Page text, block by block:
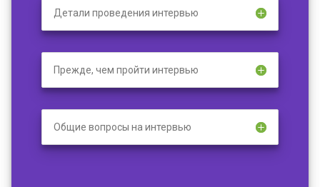
Детали проведения интервью
Прежде, чем пройти интервью
Общие вопросы на интервью